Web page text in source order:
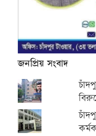
জনপ্রিয় সংবাদ